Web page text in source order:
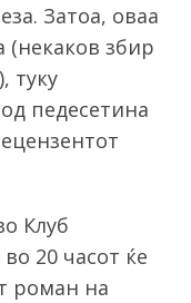
Затоа, оваа
(некаков збир
туку
педесетина
Клуб
20 часот ќе
роман на